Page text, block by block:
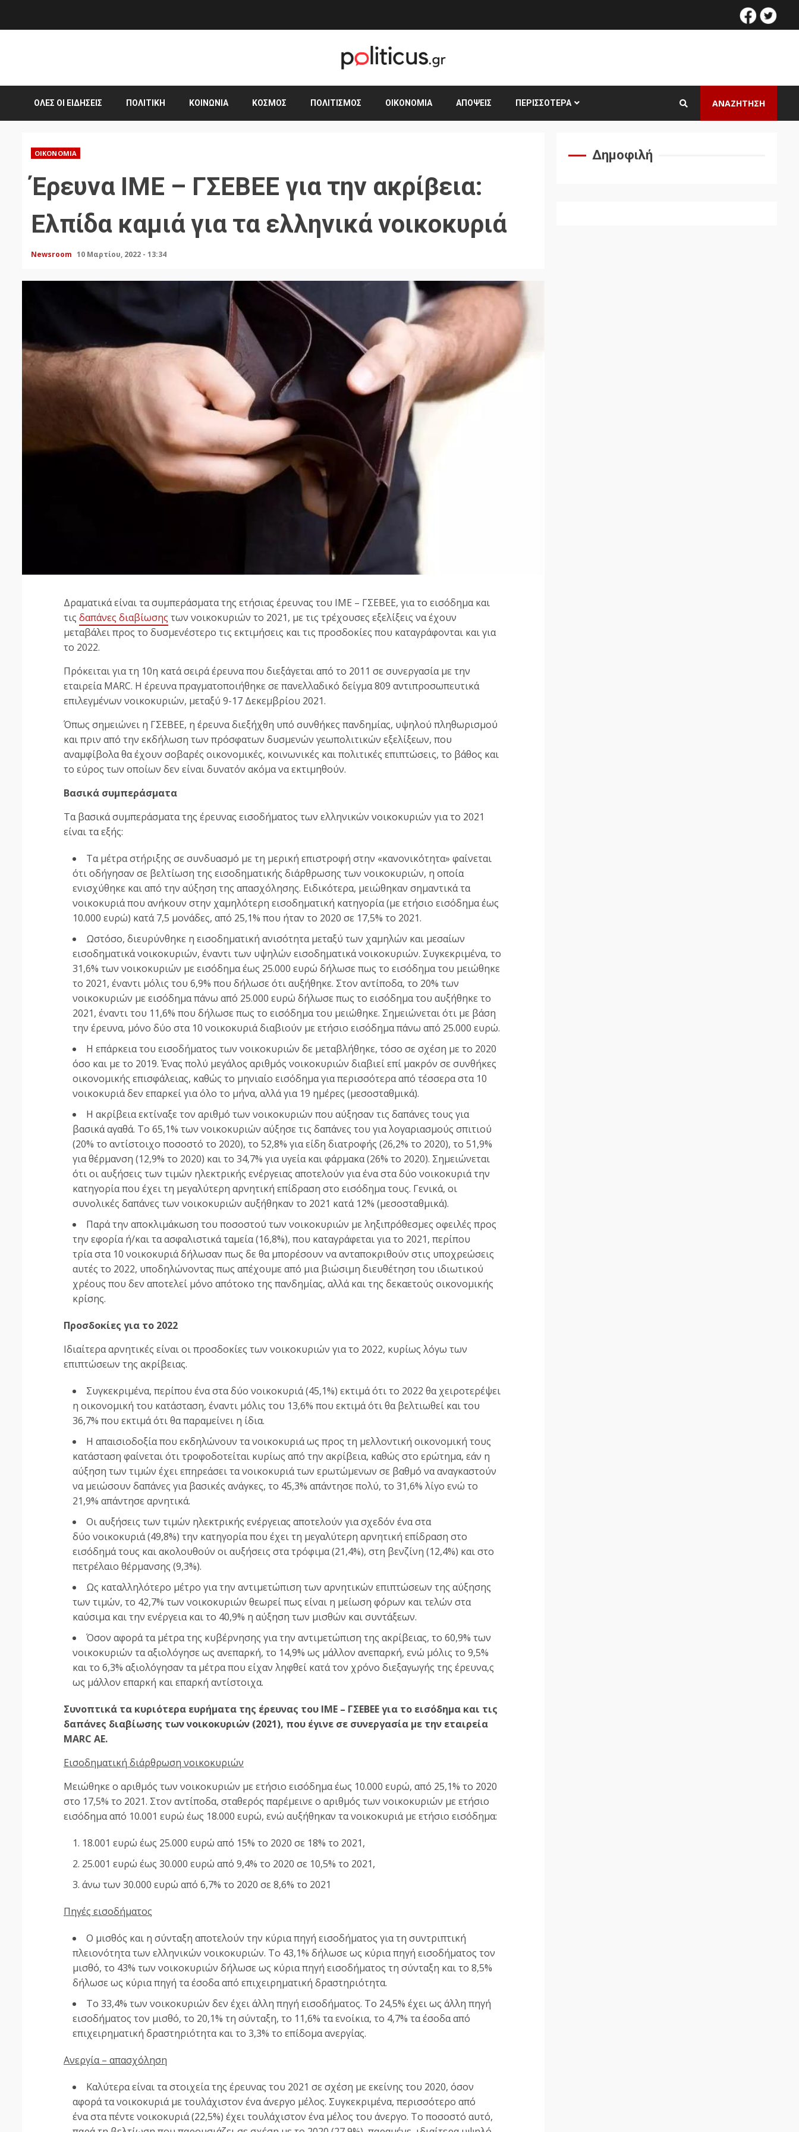
facebook
ΌΛΕΣ ΟΙ ΕΙΔΉΣΕΙΣ ΠΟΛΙΤΙΚΉ ΚΟΙΝΩΝΊΑ ΚΌΣΜΟΣ ΠΟΛΙΤΙΣΜΌΣ ΟΙΚΟΝΟΜΊΑ ΑΠΌΨΕΙΣ ΠΕΡΙΣΣΌΤΕΡΑ ΑΝΑΖΗΤΗΣΗ
ΟΙΚΟΝΟΜΊΑ
Έρευνα ΙΜΕ – ΓΣΕΒΕΕ για την ακρίβεια:
Ελπίδα καμιά για τα ελληνικά νοικοκυριά
Newsroom 10 Μαρτίου, 2022 - 13:34
Δραματικά είναι τα συμπεράσματα της ετήσιας έρευνας του ΙΜΕ – ΓΣΕΒΕΕ, για το εισόδημα και
τις δαπάνες διαβίωσης των νοικοκυριών το 2021, με τις τρέχουσες εξελίξεις να έχουν
μεταβάλει προς το δυσμενέστερο τις εκτιμήσεις και τις προσδοκίες που καταγράφονται και για
το 2022.
Πρόκειται για τη 10η κατά σειρά έρευνα που διεξάγεται από το 2011 σε συνεργασία με την
εταιρεία MARC. Η έρευνα πραγματοποιήθηκε σε πανελλαδικό δείγμα 809 αντιπροσωπευτικά
επιλεγμένων νοικοκυριών, μεταξύ 9-17 Δεκεμβρίου 2021.
Όπως σημειώνει η ΓΣΕΒΕΕ, η έρευνα διεξήχθη υπό συνθήκες πανδημίας, υψηλού πληθωρισμού
και πριν από την εκδήλωση των πρόσφατων δυσμενών γεωπολιτικών εξελίξεων, που
αναμφίβολα θα έχουν σοβαρές οικονομικές, κοινωνικές και πολιτικές επιπτώσεις, το βάθος και
το εύρος των οποίων δεν είναι δυνατόν ακόμα να εκτιμηθούν.
Βασικά συμπεράσματα
Τα βασικά συμπεράσματα της έρευνας εισοδήματος των ελληνικών νοικοκυριών για το 2021
είναι τα εξής:
Τα μέτρα στήριξης σε συνδυασμό με τη μερική επιστροφή στην «κανονικότητα» φαίνεται
ότι οδήγησαν σε βελτίωση της εισοδηματικής διάρθρωσης των νοικοκυριών, η οποία
ενισχύθηκε και από την αύξηση της απασχόλησης. Ειδικότερα, μειώθηκαν σημαντικά τα
νοικοκυριά που ανήκουν στην χαμηλότερη εισοδηματική κατηγορία (με ετήσιο εισόδημα έως
10.000 ευρώ) κατά 7,5 μονάδες, από 25,1% που ήταν το 2020 σε 17,5% το 2021.
Ωστόσο, διευρύνθηκε η εισοδηματική ανισότητα μεταξύ των χαμηλών και μεσαίων
εισοδηματικά νοικοκυριών, έναντι των υψηλών εισοδηματικά νοικοκυριών. Συγκεκριμένα, το
31,6% των νοικοκυριών με εισόδημα έως 25.000 ευρώ δήλωσε πως το εισόδημα του μειώθηκε
το 2021, έναντι μόλις του 6,9% που δήλωσε ότι αυξήθηκε. Στον αντίποδα, το 20% των
νοικοκυριών με εισόδημα πάνω από 25.000 ευρώ δήλωσε πως το εισόδημα του αυξήθηκε το
2021, έναντι του 11,6% που δήλωσε πως το εισόδημα του μειώθηκε. Σημειώνεται ότι με βάση
την έρευνα, μόνο δύο στα 10 νοικοκυριά διαβιούν με ετήσιο εισόδημα πάνω από 25.000 ευρώ.
Η επάρκεια του εισοδήματος των νοικοκυριών δε μεταβλήθηκε, τόσο σε σχέση με το 2020
όσο και με το 2019. Ένας πολύ μεγάλος αριθμός νοικοκυριών διαβιεί επί μακρόν σε συνθήκες
οικονομικής επισφάλειας, καθώς το μηνιαίο εισόδημα για περισσότερα από τέσσερα στα 10
νοικοκυριά δεν επαρκεί για όλο το μήνα, αλλά για 19 ημέρες (μεσοσταθμικά).
Η ακρίβεια εκτίναξε τον αριθμό των νοικοκυριών που αύξησαν τις δαπάνες τους για
βασικά αγαθά. Το 65,1% των νοικοκυριών αύξησε τις δαπάνες του για λογαριασμούς σπιτιού
(20% το αντίστοιχο ποσοστό το 2020), το 52,8% για είδη διατροφής (26,2% το 2020), το 51,9%
για θέρμανση (12,9% το 2020) και το 34,7% για υγεία και φάρμακα (26% το 2020). Σημειώνεται
ότι οι αυξήσεις των τιμών ηλεκτρικής ενέργειας αποτελούν για ένα στα δύο νοικοκυριά την
κατηγορία που έχει τη μεγαλύτερη αρνητική επίδραση στο εισόδημα τους. Γενικά, οι
συνολικές δαπάνες των νοικοκυριών αυξήθηκαν το 2021 κατά 12% (μεσοσταθμικά).
Παρά την αποκλιμάκωση του ποσοστού των νοικοκυριών με ληξιπρόθεσμες οφειλές προς
την εφορία ή/και τα ασφαλιστικά ταμεία (16,8%), που καταγράφεται για το 2021, περίπου
τρία στα 10 νοικοκυριά δήλωσαν πως δε θα μπορέσουν να ανταποκριθούν στις υποχρεώσεις
αυτές το 2022, υποδηλώνοντας πως απέχουμε από μια βιώσιμη διευθέτηση του ιδιωτικού
χρέους που δεν αποτελεί μόνο απότοκο της πανδημίας, αλλά και της δεκαετούς οικονομικής
κρίσης.
Προσδοκίες για το 2022
Ιδιαίτερα αρνητικές είναι οι προσδοκίες των νοικοκυριών για το 2022, κυρίως λόγω των
επιπτώσεων της ακρίβειας.
Συγκεκριμένα, περίπου ένα στα δύο νοικοκυριά (45,1%) εκτιμά ότι το 2022 θα χειροτερέψει
η οικονομική του κατάσταση, έναντι μόλις του 13,6% που εκτιμά ότι θα βελτιωθεί και του
36,7% που εκτιμά ότι θα παραμείνει η ίδια.
Η απαισιοδοξία που εκδηλώνουν τα νοικοκυριά ως προς τη μελλοντική οικονομική τους
κατάσταση φαίνεται ότι τροφοδοτείται κυρίως από την ακρίβεια, καθώς στο ερώτημα, εάν η
αύξηση των τιμών έχει επηρεάσει τα νοικοκυριά των ερωτώμενων σε βαθμό να αναγκαστούν
να μειώσουν δαπάνες για βασικές ανάγκες, το 45,3% απάντησε πολύ, το 31,6% λίγο ενώ το
21,9% απάντησε αρνητικά.
Οι αυξήσεις των τιμών ηλεκτρικής ενέργειας αποτελούν για σχεδόν ένα στα
δύο νοικοκυριά (49,8%) την κατηγορία που έχει τη μεγαλύτερη αρνητική επίδραση στο
εισόδημά τους και ακολουθούν οι αυξήσεις στα τρόφιμα (21,4%), στη βενζίνη (12,4%) και στο
πετρέλαιο θέρμανσης (9,3%).
Ως καταλληλότερο μέτρο για την αντιμετώπιση των αρνητικών επιπτώσεων της αύξησης
των τιμών, το 42,7% των νοικοκυριών θεωρεί πως είναι η μείωση φόρων και τελών στα
καύσιμα και την ενέργεια και το 40,9% η αύξηση των μισθών και συντάξεων.
Όσον αφορά τα μέτρα της κυβέρνησης για την αντιμετώπιση της ακρίβειας, το 60,9% των
νοικοκυριών τα αξιολόγησε ως ανεπαρκή, το 14,9% ως μάλλον ανεπαρκή, ενώ μόλις το 9,5%
και το 6,3% αξιολόγησαν τα μέτρα που είχαν ληφθεί κατά τον χρόνο διεξαγωγής της έρευνα,ς
ως μάλλον επαρκή και επαρκή αντίστοιχα.
Συνοπτικά τα κυριότερα ευρήματα της έρευνας του ΙΜΕ – ΓΣΕΒΕΕ για το εισόδημα και τις
δαπάνες διαβίωσης των νοικοκυριών (2021), που έγινε σε συνεργασία με την εταιρεία
ΜARC ΑΕ.
Εισοδηματική διάρθρωση νοικοκυριών
Μειώθηκε ο αριθμός των νοικοκυριών με ετήσιο εισόδημα έως 10.000 ευρώ, από 25,1% το 2020
στο 17,5% το 2021. Στον αντίποδα, σταθερός παρέμεινε ο αριθμός των νοικοκυριών με ετήσιο
εισόδημα από 10.001 ευρώ έως 18.000 ευρώ, ενώ αυξήθηκαν τα νοικοκυριά με ετήσιο εισόδημα:
18.001 ευρώ έως 25.000 ευρώ από 15% το 2020 σε 18% το 2021,
25.001 ευρώ έως 30.000 ευρώ από 9,4% το 2020 σε 10,5% το 2021,
άνω των 30.000 ευρώ από 6,7% το 2020 σε 8,6% το 2021
Πηγές εισοδήματος
Ο μισθός και η σύνταξη αποτελούν την κύρια πηγή εισοδήματος για τη συντριπτική
πλειονότητα των ελληνικών νοικοκυριών. Το 43,1% δήλωσε ως κύρια πηγή εισοδήματος τον
μισθό, το 43% των νοικοκυριών δήλωσε ως κύρια πηγή εισοδήματος τη σύνταξη και το 8,5%
δήλωσε ως κύρια πηγή τα έσοδα από επιχειρηματική δραστηριότητα.
Το 33,4% των νοικοκυριών δεν έχει άλλη πηγή εισοδήματος. To 24,5% έχει ως άλλη πηγή
εισοδήματος τον μισθό, το 20,1% τη σύνταξη, το 11,6% τα ενοίκια, το 4,7% τα έσοδα από
επιχειρηματική δραστηριότητα και το 3,3% το επίδομα ανεργίας.
Ανεργία – απασχόληση
Καλύτερα είναι τα στοιχεία της έρευνας του 2021 σε σχέση με εκείνης του 2020, όσον
αφορά τα νοικοκυριά με τουλάχιστον ένα άνεργο μέλος. Συγκεκριμένα, περισσότερο από
ένα στα πέντε νοικοκυριά (22,5%) έχει τουλάχιστον ένα μέλος του άνεργο. Το ποσοστό αυτό,
Δημοφιλή